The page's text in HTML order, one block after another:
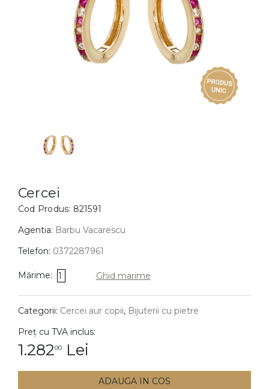
BIJUTERII COPII
Cercei
Bratari
Coliere
Lanturi
Pandantive
DIAMANTE Vezi toate
Cercei
Cercei
Cod Produs: 821591
Agentia: Barbu Vacarescu
Telefon: 0372287961
Mărime: 1 Ghid marime
Categorii: Cercei aur copii, Bijuterii cu pietre
Preț cu TVA inclus:
1.28200 Lei
ADAUGA IN COS